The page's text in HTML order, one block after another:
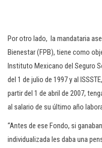
Por otro lado, la mandataria
Bienestar (FPB), tiene como
Instituto Mexicano del Seguro
del 1 de julio de 1997 y al
partir del 1 de abril de 2007,
al salario de su último año
“Antes de ese Fondo, si
individualizada les daba una